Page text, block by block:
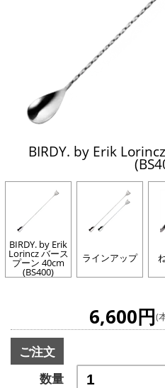
BIRDY. by Erik
BIRDY. by Erik
Lorincz バース
プーン 40cm
(BS400)
ラインアップ
6,600円(
ご注文
数量